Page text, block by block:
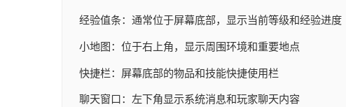
经验值条：通常位于屏幕底部，显示当前等级和经验进度
小地图：位于右上角，显示周围环境和重要地点
快捷栏：屏幕底部的物品和技能快捷使用栏
聊天窗口：左下角显示系统消息和玩家聊天内容